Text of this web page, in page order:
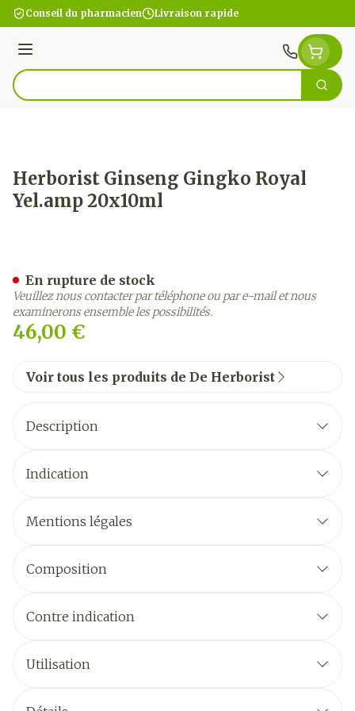
Aller au contenu
Conseil du pharmacien Livraison rapide
Menu
Rechercher
Herborist Ginseng Gingko Royal
Yel.amp 20x10ml
46,00 €
En rupture de stock
Veuillez nous contacter par téléphone ou par e-mail et nous
examinerons ensemble les possibilités.
Voir tous les produits de De Herborist
Description
Indication
Mentions légales
Composition
Contre indication
Utilisation